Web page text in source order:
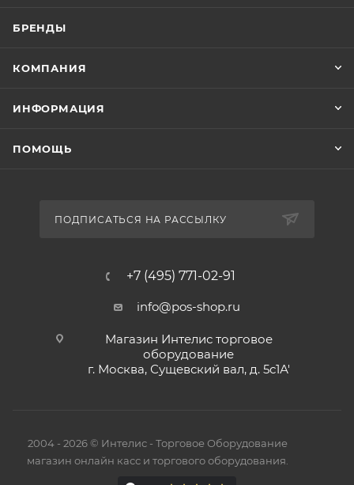
БРЕНДЫ
КОМПАНИЯ
ИНФОРМАЦИЯ
ПОМОЩЬ
ПОДПИСАТЬСЯ НА РАССЫЛКУ
+7 (495) 771-02-91
info@pos-shop.ru
Магазин Интелис торговое
оборудование
г. Москва, Сущевский вал, д. 5с1А'
2004 - 2026 © Интелис - Торговое Оборудование
магазин онлайн касс и торгового оборудования.